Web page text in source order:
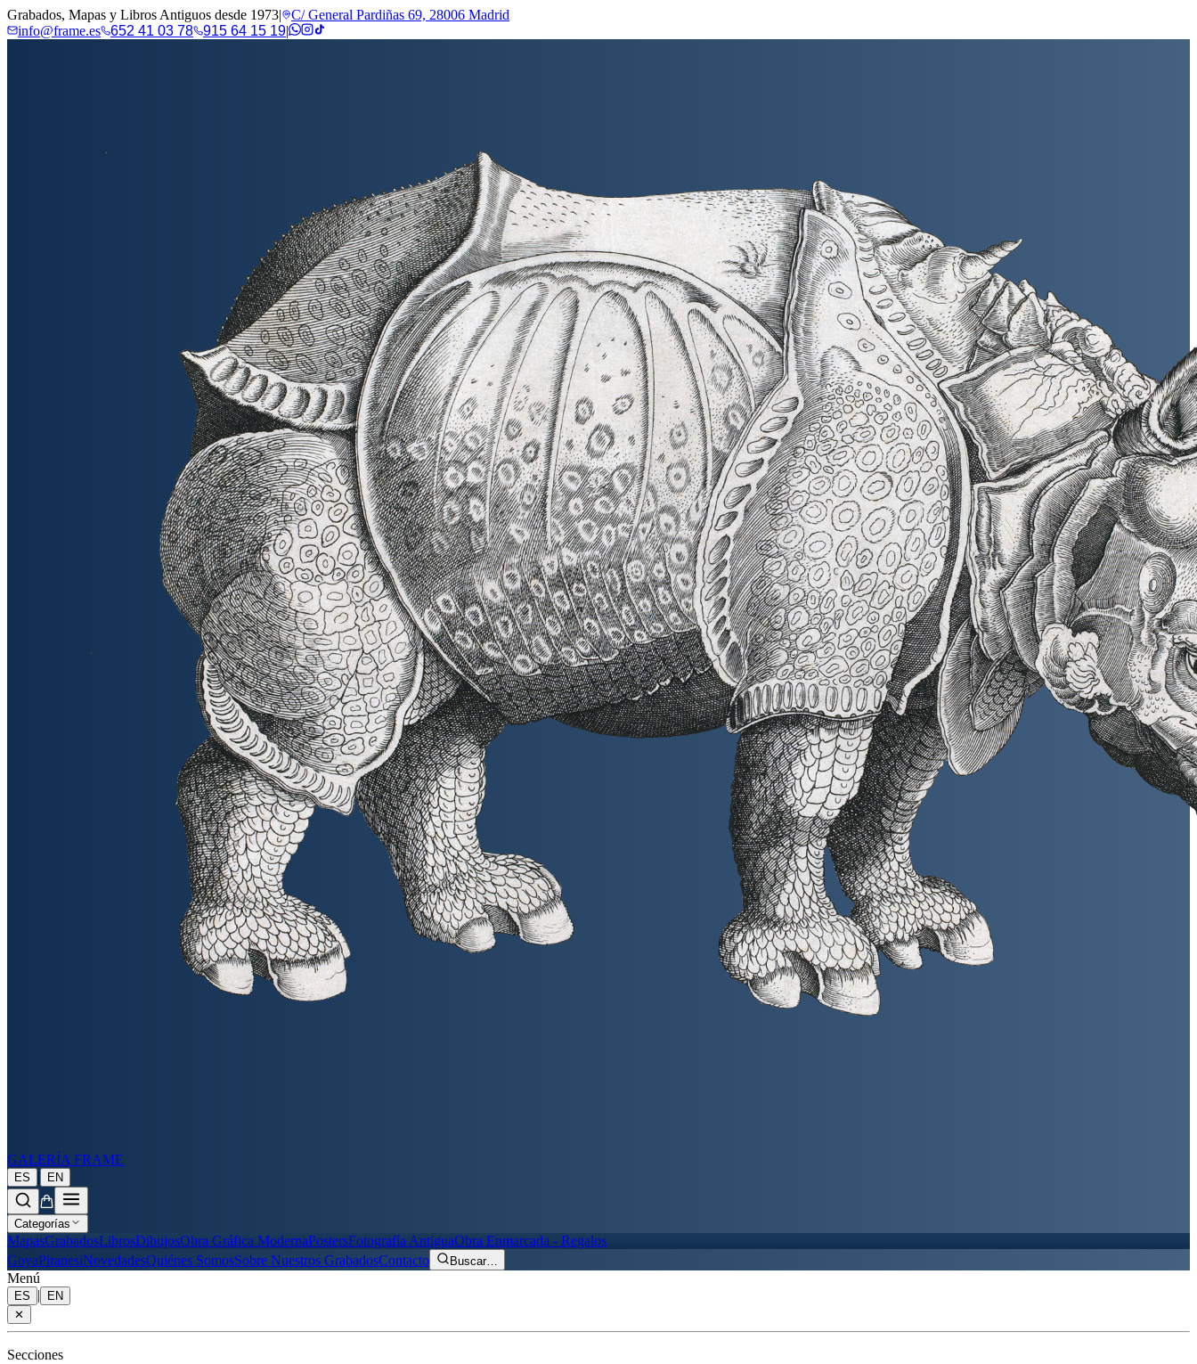
Grabados, Mapas y Libros Antiguos desde 1973|
C/ General Pardiñas 69, 28006 Madrid
info@frame.es
652 41 03 78 915 64 15 19|
GALERÍA FRAME
ES | EN
Categorías
MapasGrabadosLibrosDibujosObra Gráfica ModernaPostersFotografía AntiguaObra Enmarcada - Regalos
GoyaPiranesiNovedadesQuiénes SomosSobre Nuestros GrabadosContacto Buscar…
Menú
ES |
EN
✕
Secciones